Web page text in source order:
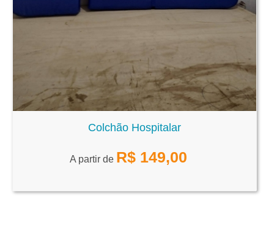
Colchão Hospitalar
A partir de R$ 149,00